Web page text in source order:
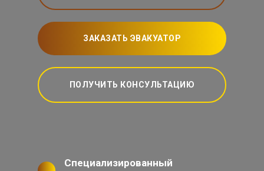
ЗАКАЗАТЬ ЭВАКУАТОР
ПОЛУЧИТЬ КОНСУЛЬТАЦИЮ
Специализированный